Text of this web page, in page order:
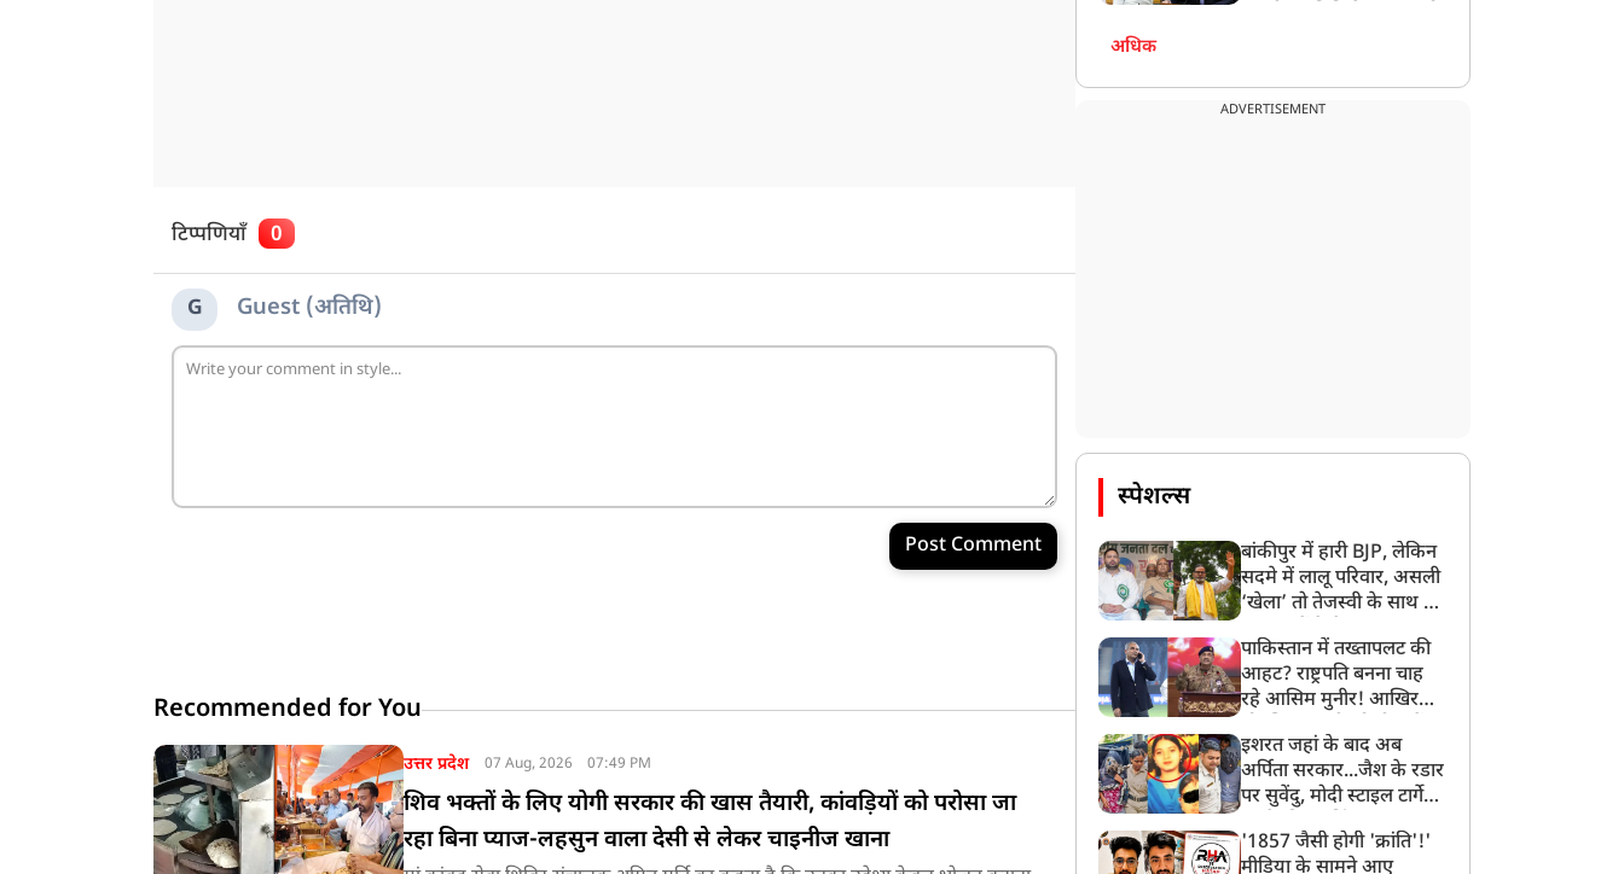
टिप्पणियाँ 0
G Guest (अतिथि)
Post Comment
Recommended for You
उत्तर प्रदेश 07 Aug, 2026 07:49 PM
शिव भक्तों के लिए योगी सरकार की खास तैयारी, कांवड़ियों को परोसा जा
रहा बिना प्याज-लहसुन वाला देसी से लेकर चाइनीज खाना
अधिक
ADVERTISEMENT
स्पेशल्स
बांकीपुर में हारी BJP, लेकिन
सदमे में लालू परिवार, असली
‘खेला’ तो तेजस्वी के साथ हो
पाकिस्तान में तख्तापलट की
आहट? राष्ट्रपति बनना चाह
रहे आसिम मुनीर! आखिर
बनाया मोहरा?
इशरत जहां के बाद अब
अर्पिता सरकार...जैश के रडार
पर सुवेंदु, मोदी स्टाइल टार्गेट
बड़ा एक्शन!
'1857 जैसी होगी 'क्रांति'!'
मीडिया के सामने आए